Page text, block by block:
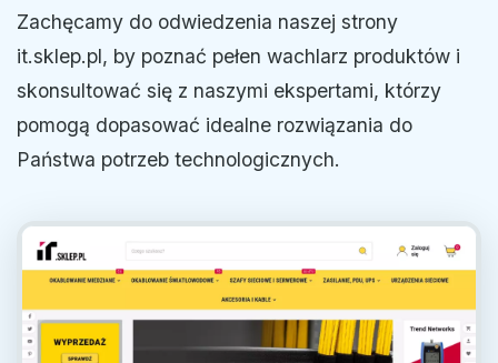
Zachęcamy do odwiedzenia naszej strony
it.sklep.pl, by poznać pełen wachlarz produktów i
skonsultować się z naszymi ekspertami, którzy
pomogą dopasować idealne rozwiązania do
Państwa potrzeb technologicznych.